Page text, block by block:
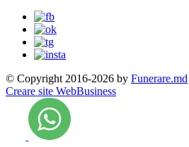
© Copyright 2016-2026 by Funerare.md
Creare site WebBusiness